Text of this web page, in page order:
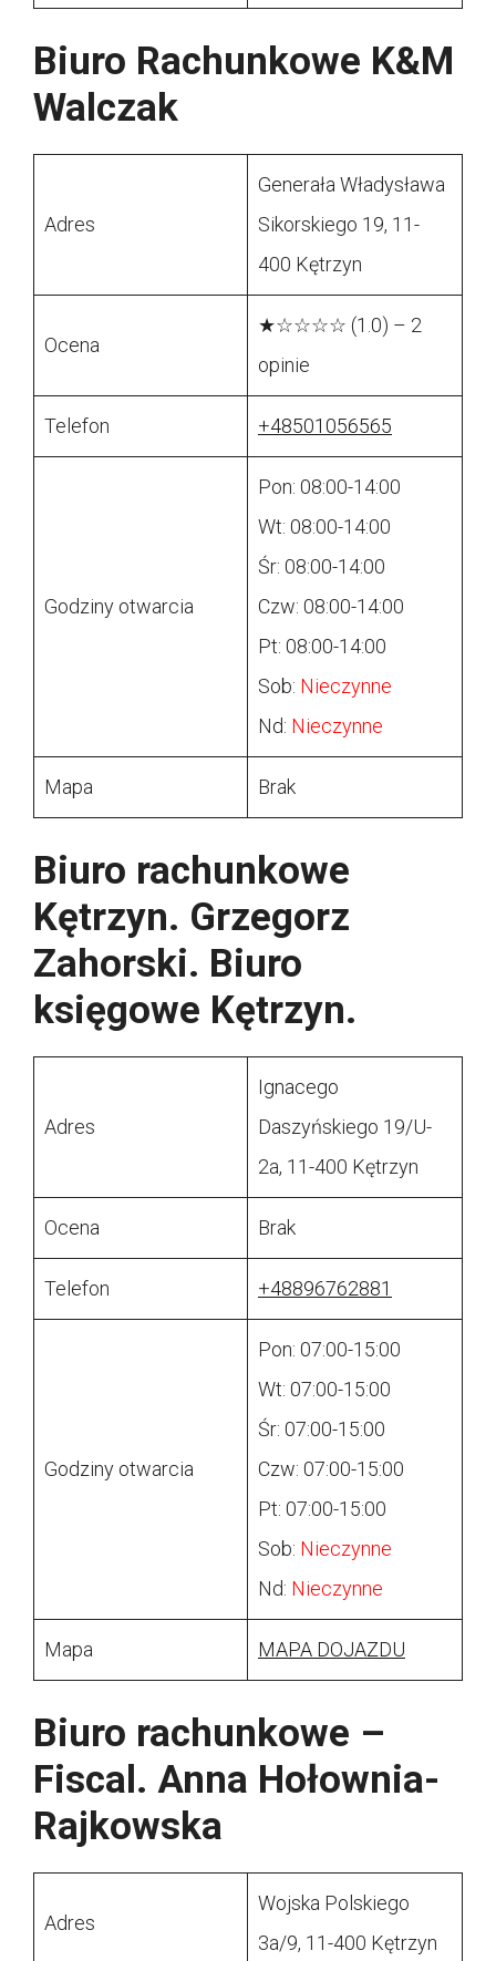
Biuro Rachunkowe K&M
Walczak
Adres
Generała Władysława
Sikorskiego 19, 11-
400 Kętrzyn
Ocena
★☆☆☆☆ (1.0) – 2
opinie
Telefon +48501056565
Godziny otwarcia
Pon: 08:00-14:00
Wt: 08:00-14:00
Śr: 08:00-14:00
Czw: 08:00-14:00
Pt: 08:00-14:00
Sob: Nieczynne
Nd: Nieczynne
Mapa Brak
Biuro rachunkowe
Kętrzyn. Grzegorz
Zahorski. Biuro
księgowe Kętrzyn.
Adres
Ignacego
Daszyńskiego 19/U-
2a, 11-400 Kętrzyn
Ocena Brak
Telefon +48896762881
Godziny otwarcia
Pon: 07:00-15:00
Wt: 07:00-15:00
Śr: 07:00-15:00
Czw: 07:00-15:00
Pt: 07:00-15:00
Sob: Nieczynne
Nd: Nieczynne
Mapa MAPA DOJAZDU
Biuro rachunkowe –
Fiscal. Anna Hołownia-
Rajkowska
Adres
Wojska Polskiego
3a/9, 11-400 Kętrzyn